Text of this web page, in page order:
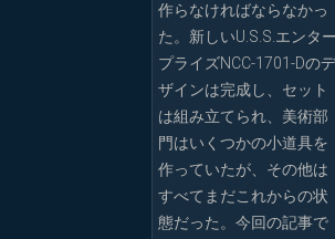
作らなければならなかっ
た。新しいU.S.S.エンタ
プライズNCC-1701-Dのデ
ザインは完成し、セット
は組み立てられ、美術部
門はいくつかの小道具を
作っていたが、その他は
すべてまだこれからの状
態だった。今回の記事で